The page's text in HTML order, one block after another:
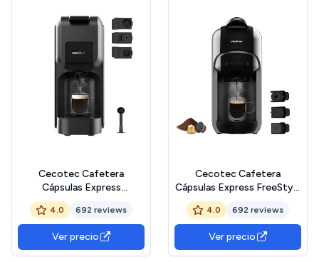
Cecotec Cafetera
Cápsulas Express
Compacta FreeStyle
Compact Black. 1350W, 20
Bares, Apta para Café
Molido, Dolce Gusto,
Nespresso y K-fee,
4.0 692 reviews
Ver precio
Cecotec Cafetera
Cápsulas Express FreeStyle
Compact. 1450W,
ThermoBlock, 19 Bares,
Apta para Café Molido,
Dolce Gusto y Nespresso,
Diseño Elegante y
4.0 692 reviews
Ver precio